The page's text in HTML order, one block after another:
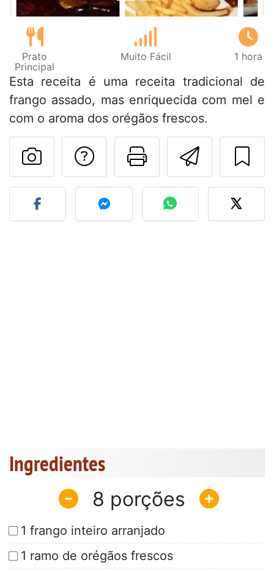
Prato
Principal
Muito Fácil 1 hora
Esta receita é uma receita tradicional de
frango assado, mas enriquecida com mel e
com o aroma dos orégãos frescos.
Imprima
Falar com o autor
Fez esta receita?
Ingredientes
8
1 frango inteiro arranjado
1 ramo de orégãos frescos